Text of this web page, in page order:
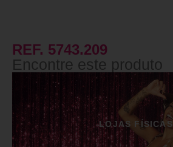
REF. 5743.209
Encontre este produto
LOJAS FÍSICAS